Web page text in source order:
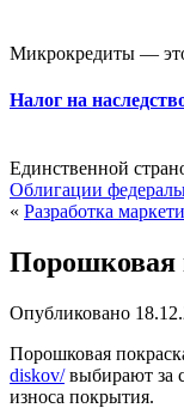
Микрокредиты —
Налог на
Единственной
Облигации
« Разработка
Порошковая
Опубликовано
Порошковая
diskov/выбирают за
износа покрытия.